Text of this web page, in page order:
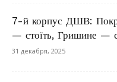
7-й корпус ДШВ:
— стоїть, Гришине —
31 декабря, 2025